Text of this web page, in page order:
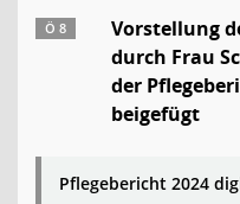
Ö 8
Vorstellung
durch Frau
der
beigefügt
Pflegebericht 2024